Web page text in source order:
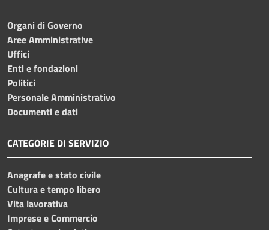
Organi di Governo
Aree Amministrative
Uffici
Enti e fondazioni
Politici
Personale Amministrativo
Documenti e dati
CATEGORIE DI SERVIZIO
Anagrafe e stato civile
Cultura e tempo libero
Vita lavorativa
Imprese e Commercio